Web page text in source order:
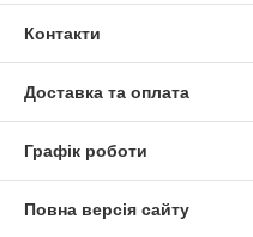
Контакти
Доставка та оплата
Графік роботи
Повна версія сайту